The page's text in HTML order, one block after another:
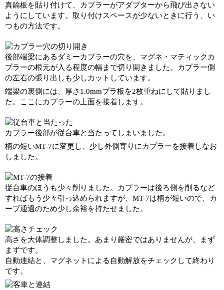
真鍮板を貼り付けて、カプラーがアダプターから飛び出さない
ようにしています。取り付けスペースが少ないときに行う、い
つもの方法です。
後部端梁にあるダミーカプラーの穴を、マグネ・マティックカ
プラーの根元が入る程度の幅まで切り開きました。カプラー側
の左右の張り出しも少しカットしています。
端梁の裏側には、厚さ1.0mmプラ板を2枚重ねにして貼りまし
た。ここにカプラーの上面を接着します。
カプラー後部が従台車と当たってしまいました。
柄の短いMT-7に変更し、少し外側寄りにカプラーを接着しなお
しました。
従台車のほうも少々削りました。カプラーは後ろ側を削るなど
すればもう少々引っ込められますが、MT-7は柄が短いので、カ
ーブ通過のため少し余裕を持たせました。
高さを大体調整しました。あまり厳密ではありませんが、まず
まずです。
自動連結と、マグネットによる自動解放をチェックして終わり
です。